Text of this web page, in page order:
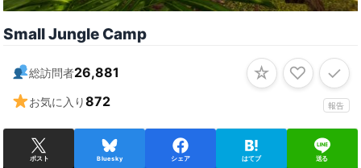
Small Jungle Camp
総訪問者26,881
お気に入り872 報告
☆ ♡ ✓
ポスト Bluesky シェア はてブ 送る